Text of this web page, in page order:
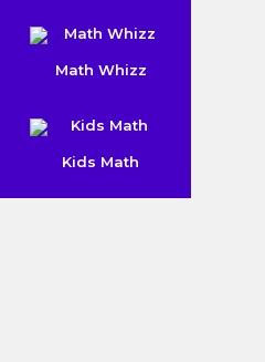
Math Whizz
Kids Math